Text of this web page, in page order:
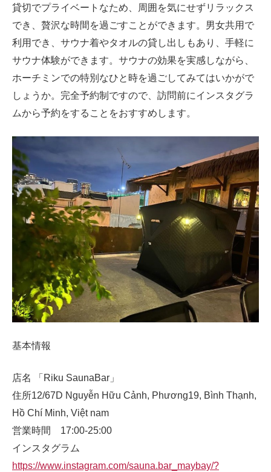
貸切でプライベートなため、周囲を気にせずリラックス
でき、贅沢な時間を過ごすことができます。男女共用で
利用でき、サウナ着やタオルの貸し出しもあり、手軽に
サウナ体験ができます。サウナの効果を実感しながら、
ホーチミンでの特別なひと時を過ごしてみてはいかがで
しょうか。完全予約制ですので、訪問前にインスタグラ
ムから予約をすることをおすすめします。
基本情報
店名 「Riku SaunaBar」
住所12/67D Nguyễn Hữu Cảnh, Phương19, Bình Thạnh,
Hồ Chí Minh, Việt nam
営業時間 17:00-25:00
インスタグラム
https://www.instagram.com/sauna.bar_maybay/?